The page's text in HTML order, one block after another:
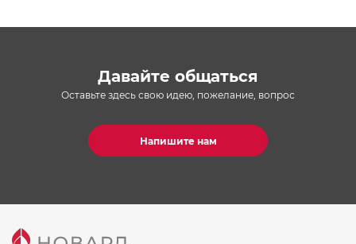
Давайте общаться
Оставьте здесь свою идею, пожелание, вопрос
Напишите нам